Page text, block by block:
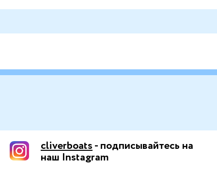
cliverboats- подписывайтесь на
наш Instagram